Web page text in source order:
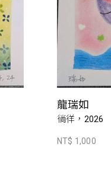
龍瑞如
徜徉，2026
NT$ 1,000